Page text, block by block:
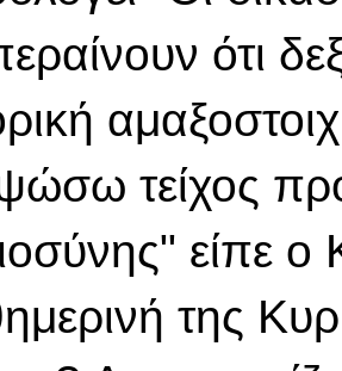
ότι
τείχος
είπε
της